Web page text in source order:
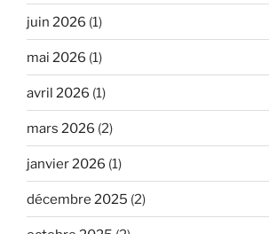
juin 2026 (1)
mai 2026 (1)
avril 2026 (1)
mars 2026 (2)
janvier 2026 (1)
décembre 2025 (2)